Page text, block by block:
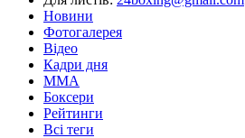
Новини
Фотогалерея
Відео
Кадри дня
ММА
Боксери
Рейтинги
Всі теги